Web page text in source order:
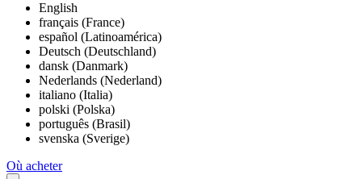
English
français (France)
español (Latinoamérica)
Deutsch (Deutschland)
dansk (Danmark)
Nederlands (Nederland)
italiano (Italia)
polski (Polska)
português (Brasil)
svenska (Sverige)
Où acheter